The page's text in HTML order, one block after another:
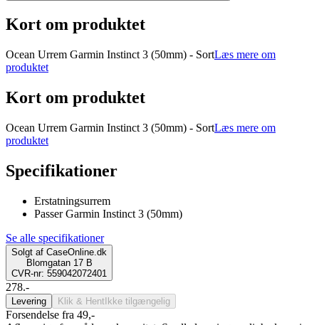
Kort om produktet
Ocean Urrem Garmin Instinct 3 (50mm) - SortLæs mere om
produktet
Kort om produktet
Ocean Urrem Garmin Instinct 3 (50mm) - SortLæs mere om
produktet
Specifikationer
Erstatningsurrem
Passer Garmin Instinct 3 (50mm)
Se alle specifikationer
Solgt af CaseOnline.dk
Blomgatan 17 B
CVR-nr: 559042072401
278.-
Levering Klik & Hent Ikke tilgængelig
Forsendelse fra 49,-